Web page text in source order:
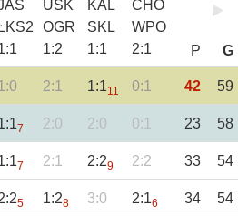
:1
USK
OGR
1:2
KAL
SKL
1:1
CHO
WPO
2:1 P G
2:1 1:111 0:1 42 59
7 2:0 2:0 0:1 23 58
7 2:1 2:29 2:2 33 54
5 1:28 3:0 2:16 34 54